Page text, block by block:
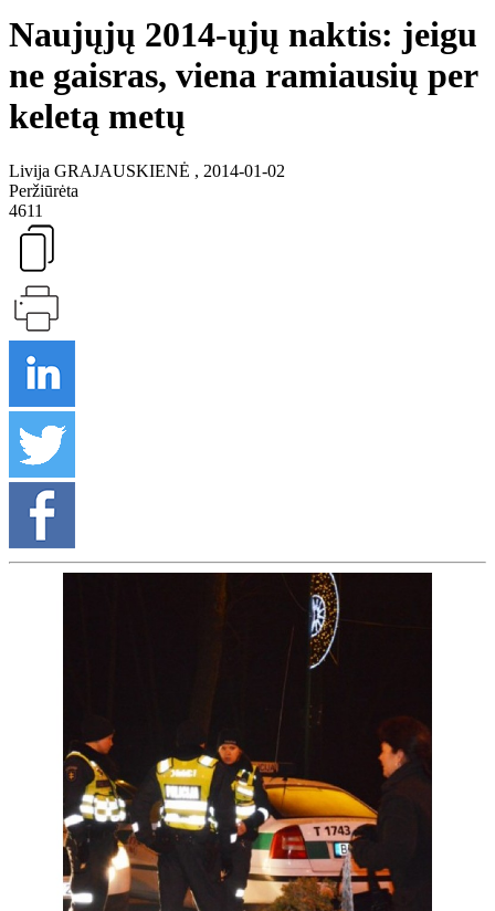
Naujųjų 2014-ųjų naktis: jeigu
ne gaisras, viena ramiausių per
keletą metų
Livija GRAJAUSKIENĖ , 2014-01-02
Peržiūrėta
4611